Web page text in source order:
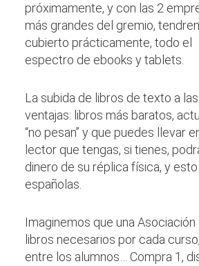
próximamente, y con las 2
más grandes del gremio,
cubierto prácticamente, todo el
espectro de ebooks y tablets.
La subida de libros de texto a
ventajas: libros más baratos,
“no pesan” y que puedes llevar
lector que tengas, si tienes,
dinero de su réplica física, y
españolas.
Imaginemos que una
libros necesarios por cada
entre los alumnos… Compra 1,